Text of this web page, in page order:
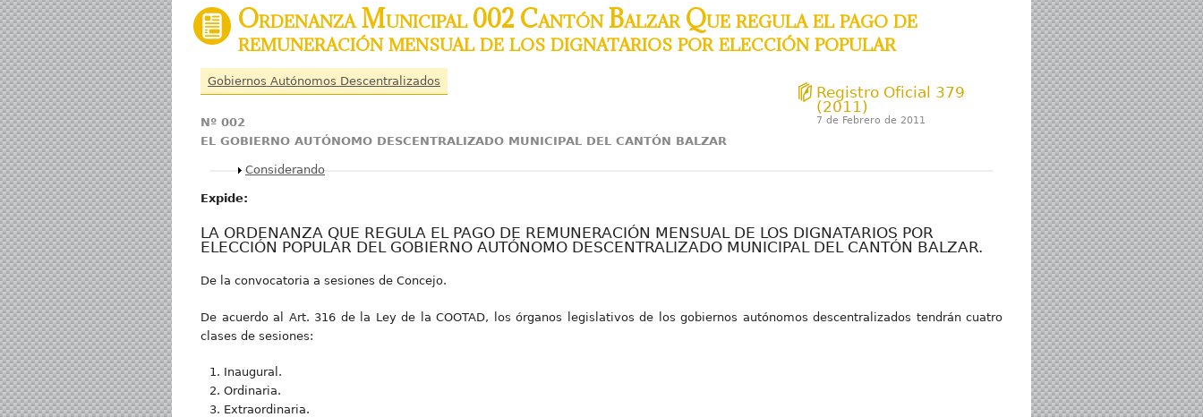
Ordenanza Municipal 002 Cantón Balzar Que regula el pago de
remuneración mensual de los dignatarios por elección popular
Gobiernos Autónomos Descentralizados
Registro Oficial 379
(2011)
7 de Febrero de 2011
Nº 002
EL GOBIERNO AUTÓNOMO DESCENTRALIZADO MUNICIPAL DEL CANTÓN BALZAR
Mostrar
Considerando
Expide:
LA ORDENANZA QUE REGULA EL PAGO DE REMUNERACIÓN MENSUAL DE LOS DIGNATARIOS POR
ELECCIÓN POPULAR DEL GOBIERNO AUTÓNOMO DESCENTRALIZADO MUNICIPAL DEL CANTÓN BALZAR.
De la convocatoria a sesiones de Concejo.
De acuerdo al Art. 316 de la Ley de la COOTAD, los órganos legislativos de los gobiernos autónomos descentralizados tendrán cuatro
clases de sesiones:
Inaugural.
Ordinaria.
Extraordinaria.